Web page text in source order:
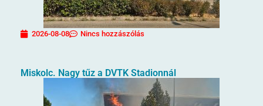
2026-08-08 Nincs hozzászólás
Miskolc. Nagy tűz a DVTK Stadionnál